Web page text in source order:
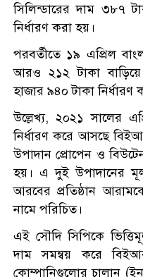
সিলিন্ডারের দাম ৩৮৭
নির্ধারণ করা হয়।
পরবর্তীতে ১৯ এপ্রিল
আরও ২১২ টাকা
হাজার ৯৪০ টাকা নির্ধারণ
উল্লেখ্য, ২০২১ সালের
নির্ধারণ করে আসছে
উপাদান প্রোপেন ও
হয়। এ দুই উপাদানের
আরবের প্রতিষ্ঠান
নামে পরিচিত।
এই সৌদি সিপিকে
দাম সমন্বয় করে
কোম্পানিগুলোর চালান